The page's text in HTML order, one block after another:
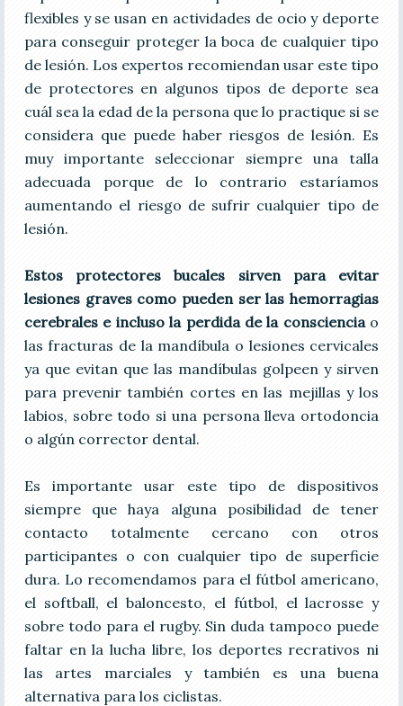
flexibles y se usan en actividades de ocio y deporte
para conseguir proteger la boca de cualquier tipo
de lesión. Los expertos recomiendan usar este tipo
de protectores en algunos tipos de deporte sea
cuál sea la edad de la persona que lo practique si se
considera que puede haber riesgos de lesión. Es
muy importante seleccionar siempre una talla
adecuada porque de lo contrario estaríamos
aumentando el riesgo de sufrir cualquier tipo de
lesión.
Estos protectores bucales sirven para evitar
lesiones graves como pueden ser las hemorragias
cerebrales e incluso la perdida de la conscienciao
las fracturas de la mandíbula o lesiones cervicales
ya que evitan que las mandíbulas golpeen y sirven
para prevenir también cortes en las mejillas y los
labios, sobre todo si una persona lleva ortodoncia
o algún corrector dental.
Es importante usar este tipo de dispositivos
siempre que haya alguna posibilidad de tener
contacto totalmente cercano con otros
participantes o con cualquier tipo de superficie
dura. Lo recomendamos para el fútbol americano,
el softball, el baloncesto, el fútbol, el lacrosse y
sobre todo para el rugby. Sin duda tampoco puede
faltar en la lucha libre, los deportes recrativos ni
las artes marciales y también es una buena
alternativa para los ciclistas.